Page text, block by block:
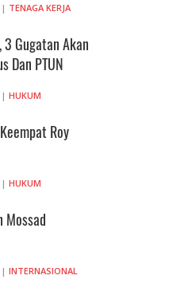
TENAGA KERJA
Gugatan Akan
Dan PTUN
HUKUM
Roy
HUKUM
Mossad
INTERNASIONAL